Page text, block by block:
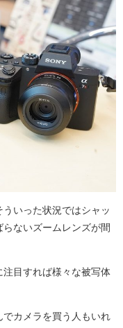
いった状況ではシャッ
ないズームレンズが間
目すれば様々な被写体
カメラを買う人もいれ